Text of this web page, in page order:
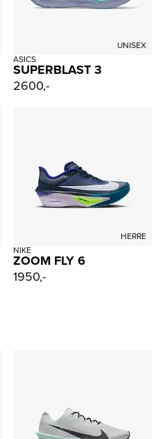
UNISEX
ASICS
SUPERBLAST 3
2600,-
HERRE
NIKE
ZOOM FLY 6
1950,-